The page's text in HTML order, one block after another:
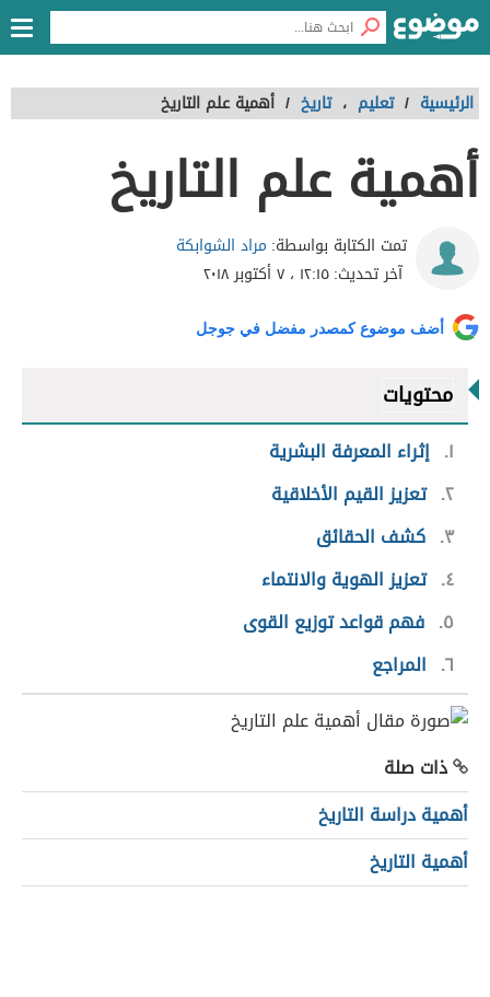
الرئيسية / تعليم ، تاريخ / أهمية علم التاريخ
أهمية علم التاريخ
تمت الكتابة بواسطة: مراد الشوابكة
آخر تحديث:١٢:١٥ ، ٧ أكتوبر ٢٠١٨
أضف موضوع كمصدر مفضل في جوجل
محتويات
١ إثراء المعرفة البشرية
٢ تعزيز القيم الأخلاقية
٣ كشف الحقائق
٤ تعزيز الهوية والانتماء
٥ فهم قواعد توزيع القوى
٦ المراجع
ذات صلة
أهمية دراسة التاريخ
أهمية التاريخ